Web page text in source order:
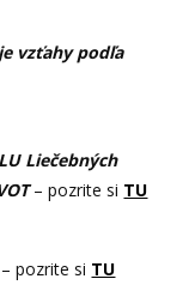
vzťahy podľa
Liečebných
– pozrite si TU
pozrite si TU